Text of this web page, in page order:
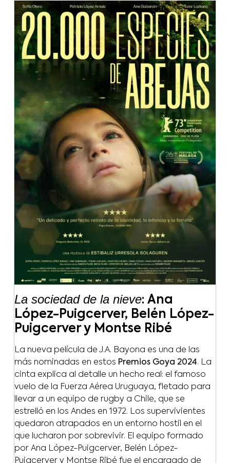
La sociedad de la nieve: Ana
López-Puigcerver, Belén López-
Puigcerver y Montse Ribé
La nueva película de J.A. Bayona es una de las
más nominadas en estos Premios Goya 2024. La
cinta explica al detalle un hecho real: el famoso
vuelo de la Fuerza Aérea Uruguaya, fletado para
llevar a un equipo de rugby a Chile, que se
estrelló en los Andes en 1972. Los supervivientes
quedaron atrapados en un entorno hostil en el
que lucharon por sobrevivir. El equipo formado
por Ana López-Puigcerver, Belén López-
Puigcerver y Montse Ribé fue el encargado de